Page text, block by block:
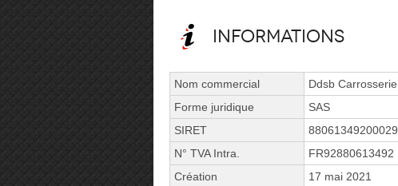
Informations
Nom commercial
Ddsb Carrosserie
Forme juridique
SAS
SIRET
88061349200029
N° TVA Intra.
FR92880613492
Création
17 mai 2021